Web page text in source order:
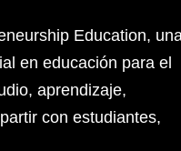
Education,
en educación para el
aprendizaje,
con estudiantes,